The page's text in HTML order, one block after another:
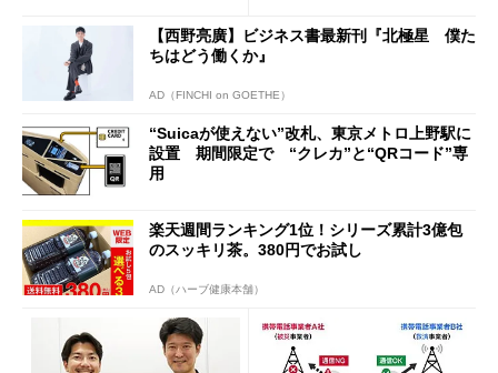
開催
【西野亮廣】ビジネス書最新刊『北極星 僕た
ちはどう働くか』
AD（FINCHI on GOETHE）
“Suicaが使えない”改札、東京メトロ上野駅に
設置 期間限定で “クレカ”と“QRコード”専
用
楽天週間ランキング1位！シリーズ累計3億包
のスッキリ茶。380円でお試し
AD（ハーブ健康本舗）